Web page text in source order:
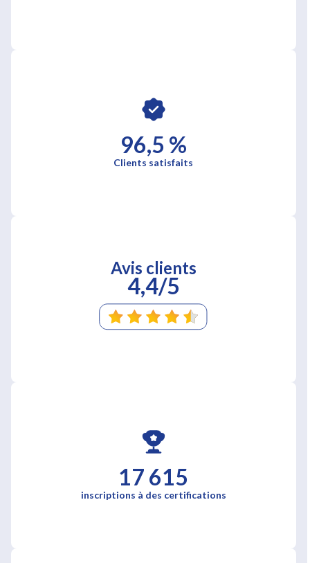
96,5 %
Clients satisfaits
Avis clients
4,4/5
17 615
inscriptions à des certifications